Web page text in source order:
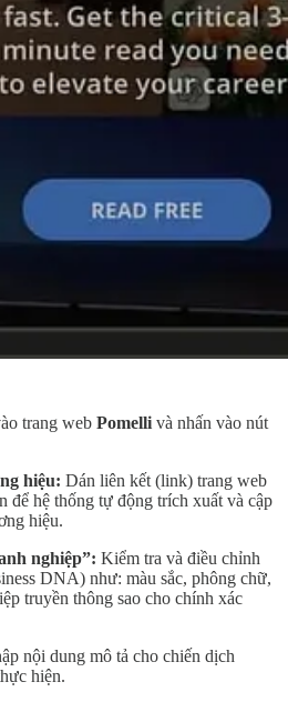
trang web Pomelli và nhấn vào nút
hiệu: Dán liên kết (link) trang web
để hệ thống tự động trích xuất và cập
hiệu.
nghiệp”: Kiểm tra và điều chỉnh
DNA) như: màu sắc, phông chữ,
truyền thông sao cho chính xác
nội dung mô tả cho chiến dịch
hiện.